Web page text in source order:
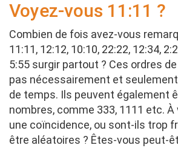
Voyez-vous 11:11 ?
Combien de fois avez-vous
11:11, 12:12, 10:10, 22:22, 12:34,
5:55 surgir partout ? Ces ordres
pas nécessairement et
de temps. Ils peuvent également
nombres, comme 333, 1111 etc.
une coïncidence, ou sont-ils trop
être aléatoires ? Êtes-vous peut-